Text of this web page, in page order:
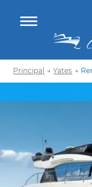
Principal → Yates →